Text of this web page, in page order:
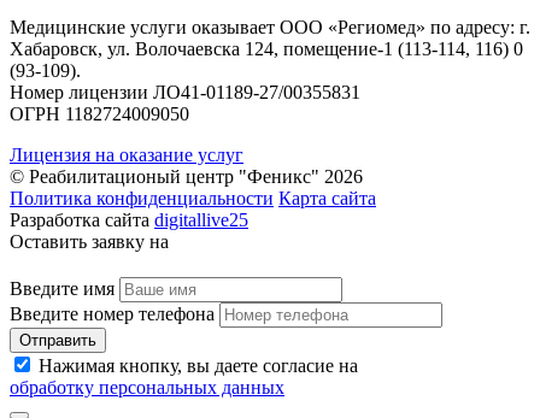
Медицинские услуги оказывает ООО «Региомед» по адресу: г.
Хабаровск, ул. Волочаевска 124, помещение-1 (113-114, 116) 0
(93-109).
Номер лицензии ЛО41-01189-27/00355831
ОГРН 1182724009050
Лицензия на оказание услуг
© Реабилитационый центр "Феникс" 2026
Политика конфиденциальности Карта сайта
Разработка сайта digitallive25
Оставить заявку на
Введите имя
Введите номер телефона
Отправить
Нажимая кнопку, вы даете согласие на
обработку персональных данных